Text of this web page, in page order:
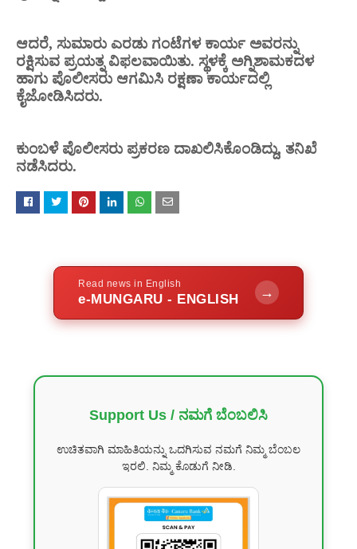
ಆದರೆ, ಸುಮಾರು ಎರಡು ಗಂಟೆಗಳ ಕಾರ್ಯ ಅವರನ್ನು
ರಕ್ಷಿಸುವ ಪ್ರಯತ್ನ ವಿಫಲವಾಯಿತು. ಸ್ಥಳಕ್ಕೆ ಅಗ್ನಿಶಾಮಕದಳ
ಹಾಗು ಪೊಲೀಸರು ಆಗಮಿಸಿ ರಕ್ಷಣಾ ಕಾರ್ಯದಲ್ಲಿ
ಕೈಜೋಡಿಸಿದರು.
ಕುಂಬಳೆ ಪೊಲೀಸರು ಪ್ರಕರಣ ದಾಖಲಿಸಿಕೊಂಡಿದ್ದು, ತನಿಖೆ
ನಡೆಸಿದರು.
Read news in English
e-MUNGARU - ENGLISH →
Support Us / ನಮಗೆ ಬೆಂಬಲಿಸಿ
ಉಚಿತವಾಗಿ ಮಾಹಿತಿಯನ್ನು ಒದಗಿಸುವ ನಮಗೆ ನಿಮ್ಮ ಬೆಂಬಲ
ಇರಲಿ. ನಿಮ್ಮ ಕೊಡುಗೆ ನೀಡಿ.